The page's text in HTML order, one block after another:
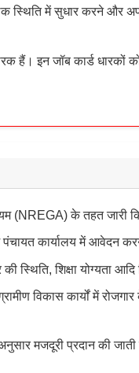
स्थिति में सुधार करने और
हैं। इन जॉब कार्ड धारकों
(NREGA) के तहत जारी
पंचायत कार्यालय में आवेदन
स्थिति, शिक्षा योग्यता
विकास कार्यों में
मजदूरी प्रदान की जाती